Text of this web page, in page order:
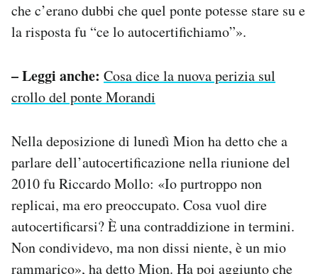
che c’erano dubbi che quel ponte potesse stare su e
la risposta fu “ce lo autocertifichiamo”».
– Leggi anche: Cosa dice la nuova perizia sul
crollo del ponte Morandi
Nella deposizione di lunedì Mion ha detto che a
parlare dell’autocertificazione nella riunione del
2010 fu Riccardo Mollo: «Io purtroppo non
replicai, ma ero preoccupato. Cosa vuol dire
autocertificarsi? È una contraddizione in termini.
Non condividevo, ma non dissi niente, è un mio
rammarico», ha detto Mion. Ha poi aggiunto che